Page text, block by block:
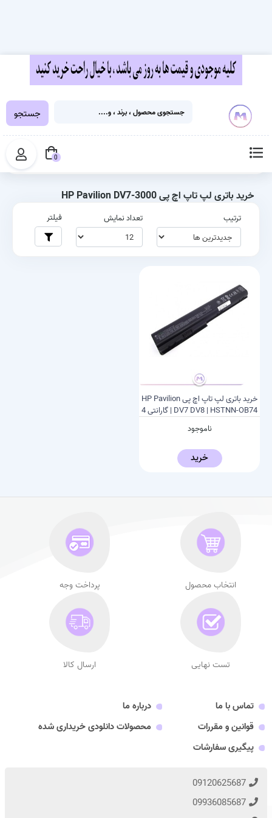
خانه
خرید باتری لپ تاپ اچ پی HP Pavilion DV7-3000
ترتیب تعداد نمایش فیلتر
خرید باتری لپ تاپ اچ پی HP Pavilion
DV7 DV8 | HSTNN-OB74 | گارانتی 4
ناموجود
خرید
انتخاب محصول پرداخت وجه
تست نهایی ارسال کالا
تماس با ما
درباره ما
قوانین و مقررات
محصولات دانلودی خریداری شده
پیگیری سفارشات
09120625687
09936085687
جستجو
0